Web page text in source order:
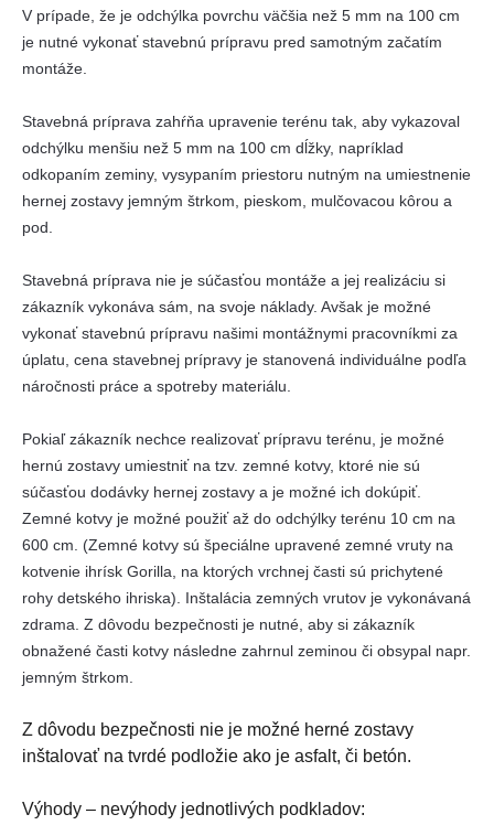
V prípade, že je odchýlka povrchu väčšia než 5 mm na 100 cm
je nutné vykonať stavebnú prípravu pred samotným začatím
montáže.
Stavebná príprava zahŕňa upravenie terénu tak, aby vykazoval
odchýlku menšiu než 5 mm na 100 cm dĺžky, napríklad
odkopaním zeminy, vysypaním priestoru nutným na umiestnenie
hernej zostavy jemným štrkom, pieskom, mulčovacou kôrou a
pod.
Stavebná príprava nie je súčasťou montáže a jej realizáciu si
zákazník vykonáva sám, na svoje náklady. Avšak je možné
vykonať stavebnú prípravu našimi montážnymi pracovníkmi za
úplatu, cena stavebnej prípravy je stanovená individuálne podľa
náročnosti práce a spotreby materiálu.
Pokiaľ zákazník nechce realizovať prípravu terénu, je možné
hernú zostavy umiestniť na tzv. zemné kotvy, ktoré nie sú
súčasťou dodávky hernej zostavy a je možné ich dokúpiť.
Zemné kotvy je možné použiť až do odchýlky terénu 10 cm na
600 cm. (Zemné kotvy sú špeciálne upravené zemné vruty na
kotvenie ihrísk Gorilla, na ktorých vrchnej časti sú prichytené
rohy detského ihriska). Inštalácia zemných vrutov je vykonávaná
zdrama. Z dôvodu bezpečnosti je nutné, aby si zákazník
obnažené časti kotvy následne zahrnul zeminou či obsypal napr.
jemným štrkom.
Z dôvodu bezpečnosti nie je možné herné zostavy
inštalovať na tvrdé podložie ako je asfalt, či betón.
Výhody – nevýhody jednotlivých podkladov: